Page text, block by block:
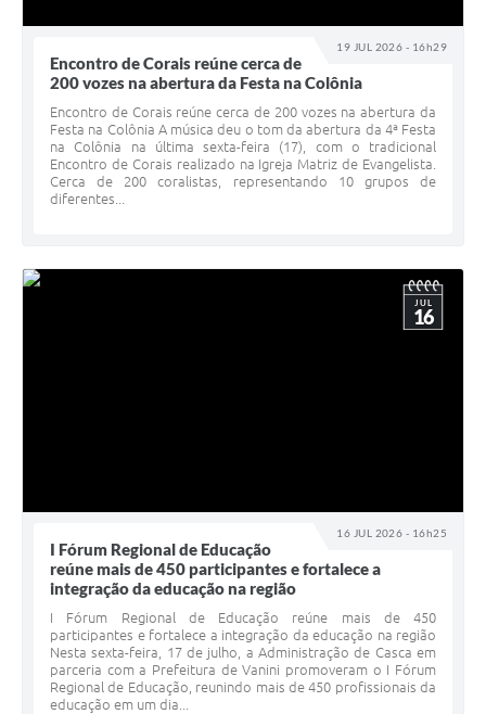
19 JUL 2026 - 16h29
Encontro de Corais reúne cerca de
200 vozes na abertura da Festa na Colônia
Encontro de Corais reúne cerca de 200 vozes na abertura da
Festa na Colônia A música deu o tom da abertura da 4ª Festa
na Colônia na última sexta-feira (17), com o tradicional
Encontro de Corais realizado na Igreja Matriz de Evangelista.
Cerca de 200 coralistas, representando 10 grupos de
diferentes...
16 JUL 2026 - 16h25
JUL
16
I Fórum Regional de Educação
reúne mais de 450 participantes e fortalece a
integração da educação na região
I Fórum Regional de Educação reúne mais de 450
participantes e fortalece a integração da educação na região
Nesta sexta-feira, 17 de julho, a Administração de Casca em
parceria com a Prefeitura de Vanini promoveram o I Fórum
Regional de Educação, reunindo mais de 450 profissionais da
educação em um dia...